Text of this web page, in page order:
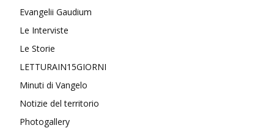
Evangelii Gaudium
Le Interviste
Le Storie
LETTURAIN15GIORNI
Minuti di Vangelo
Notizie del territorio
Photogallery